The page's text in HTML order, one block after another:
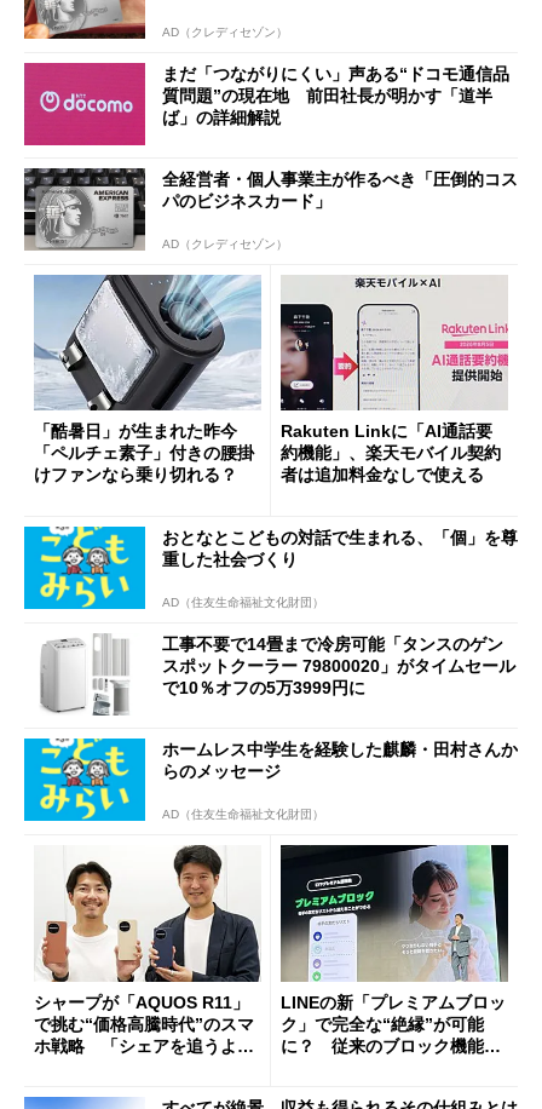
AD（クレディセゾン）
まだ「つながりにくい」声ある“ドコモ通信品
質問題”の現在地 前田社長が明かす「道半
ば」の詳細解説
全経営者・個人事業主が作るべき「圧倒的コス
パのビジネスカード」
AD（クレディセゾン）
「酷暑日」が生まれた昨今
「ペルチェ素子」付きの腰掛
けファンなら乗り切れる？
Rakuten Linkに「AI通話要
約機能」、楽天モバイル契約
者は追加料金なしで使える
おとなとこどもの対話で生まれる、「個」を尊
重した社会づくり
AD（住友生命福祉文化財団）
工事不要で14畳まで冷房可能「タンスのゲン
スポットクーラー 79800020」がタイムセール
で10％オフの5万3999円に
ホームレス中学生を経験した麒麟・田村さんか
らのメッセージ
AD（住友生命福祉文化財団）
シャープが「AQUOS R11」
で挑む“価格高騰時代”のスマ
ホ戦略 「シェアを追うより
LINEの新「プレミアムブロッ
ク」で完全な“絶縁”が可能
に？ 従来のブロック機能と